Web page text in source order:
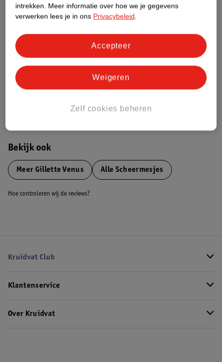
Etiketinformatie
Nature Impact Score
Dit product heeft (nog) geen Nature
Impact Score.
Bestel & Bezorginformatie
Bekijk ook
Meer Gillette Venus Alle Scheermesjes
Hoe controleren wij de reviews?
Kruidvat Club
Klantenservice
Over Kruidvat
intrekken. Meer informatie over hoe we je gegevens
verwerken lees je in ons Privacybeleid.
Zelf cookies beheren
Weigeren
Accepteer